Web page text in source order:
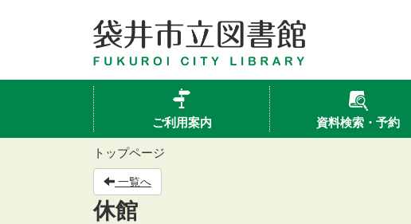
ご利用案内 資料検索・予約
トップページ
一覧へ
休館